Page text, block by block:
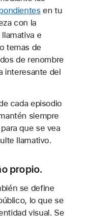
en tu
con la
e
temas de
de renombre
interesante del
cada episodio
siempre
que se vea
llamativo.
propio.
se define
lo que se
visual. Se